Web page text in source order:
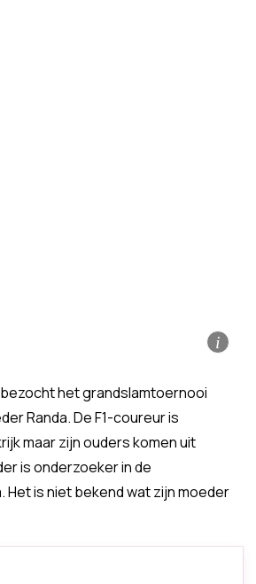
i
het grandslamtoernooi
Randa. De F1-coureur is
maar zijn ouders komen uit
is onderzoeker in de
Het is niet bekend wat zijn moeder